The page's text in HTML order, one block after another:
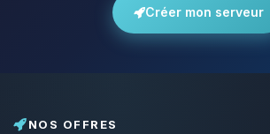
Créer mon serveur
NOS OFFRES